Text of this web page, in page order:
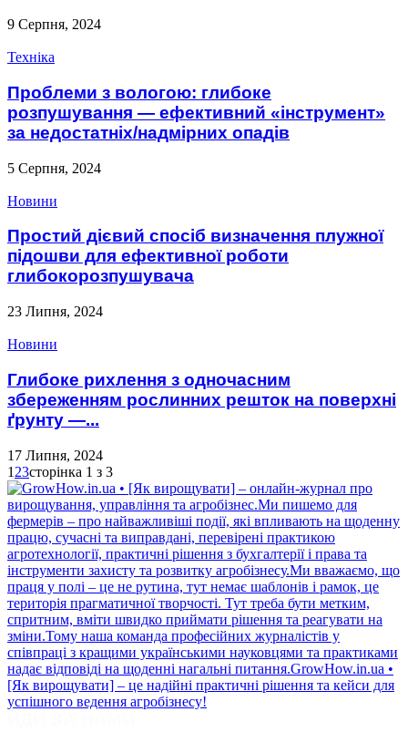
9 Серпня, 2024
Техніка
Проблеми з вологою: глибоке
розпушування — ефективний «інструмент»
за недостатніх/надмірних опадів
5 Серпня, 2024
Новини
Простий дієвий спосіб визначення плужної
підошви для ефективної роботи
глибокорозпушувача
23 Липня, 2024
Новини
Глибоке рихлення з одночасним
збереженням рослинних решток на поверхні
ґрунту —...
17 Липня, 2024
1 23сторінка 1 з 3